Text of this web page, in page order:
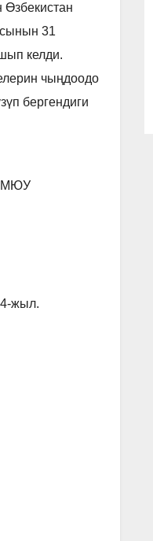
31
келди.
чыңдоодо
бергендиги
жыл.